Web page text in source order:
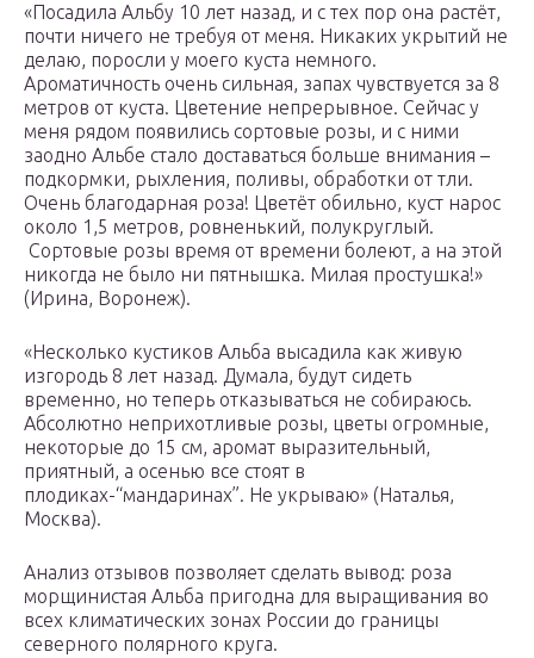
«Посадила Альбу 10 лет назад, и с тех пор она растёт,
почти ничего не требуя от меня. Никаких укрытий не
делаю, поросли у моего куста немного.
Ароматичность очень сильная, запах чувствуется за 8
метров от куста. Цветение непрерывное. Сейчас у
меня рядом появились сортовые розы, и с ними
заодно Альбе стало доставаться больше внимания –
подкормки, рыхления, поливы, обработки от тли.
Очень благодарная роза! Цветёт обильно, куст нарос
около 1,5 метров, ровненький, полукруглый.
Сортовые розы время от времени болеют, а на этой
никогда не было ни пятнышка. Милая простушка!»
(Ирина, Воронеж).
«Несколько кустиков Альба высадила как живую
изгородь 8 лет назад. Думала, будут сидеть
временно, но теперь отказываться не собираюсь.
Абсолютно неприхотливые розы, цветы огромные,
некоторые до 15 см, аромат выразительный,
приятный, а осенью все стоят в
плодиках-“мандаринах”. Не укрываю» (Наталья,
Москва).
Анализ отзывов позволяет сделать вывод: роза
морщинистая Альба пригодна для выращивания во
всех климатических зонах России до границы
северного полярного круга.